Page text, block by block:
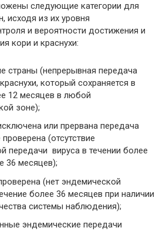
следующие категории для
исходя из их уровня
и вероятности достижения и
кори и краснухи:
страны (непрерывная передача
который сохраняется в
12 месяцев в любой
зоне);
или прервана передача
(отсутствие
передачи вируса в течении более
36 месяцев);
(нет эндемической
более 36 месяцев при наличии
системы наблюдения);
эндемические передачи